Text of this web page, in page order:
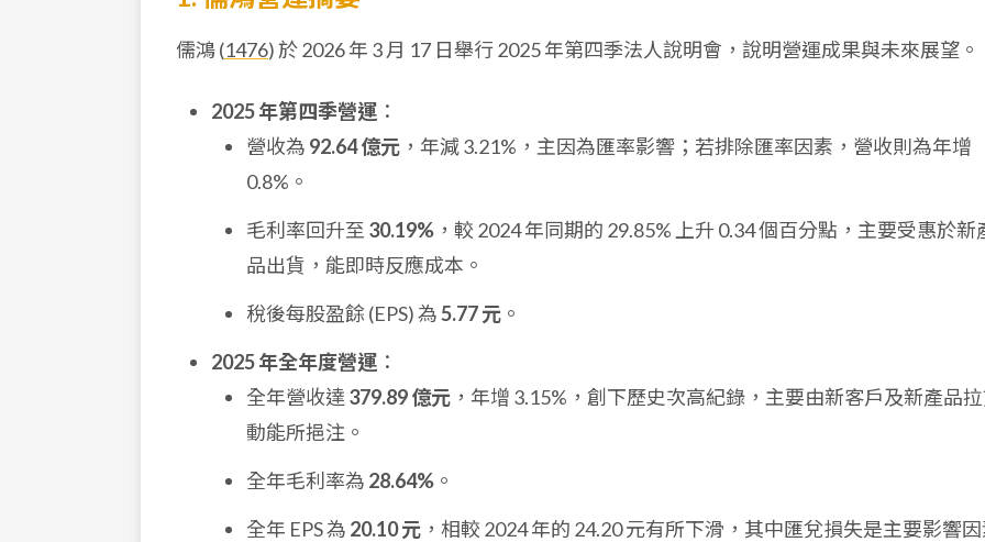
儒鴻 (1476) 於 2026 年 3 月 17 日舉行 2025 年第四季法人說明會，說明營運成果與未來展望。
2025 年第四季營運 ：
營收為 92.64 億元 ，年減 3.21%，主因為匯率影響；若排除匯率因素，營收則為年增
0.8%。
毛利率回升至 30.19% ，較 2024 年同期的 29.85% 上升 0.34 個百分點，主要受惠於新
品出貨，能即時反應成本。
稅後每股盈餘 (EPS) 為5.77 元 。
2025 年全年度營運 ：
全年營收達 379.89 億元 ，年增 3.15%，創下歷史次高紀錄，主要由新客戶及新產品
動能所挹注。
全年毛利率為 28.64% 。
全年 EPS 為 20.10 元 ，相較 2024 年的 24.20 元有所下滑，其中匯兌損失是主要影響